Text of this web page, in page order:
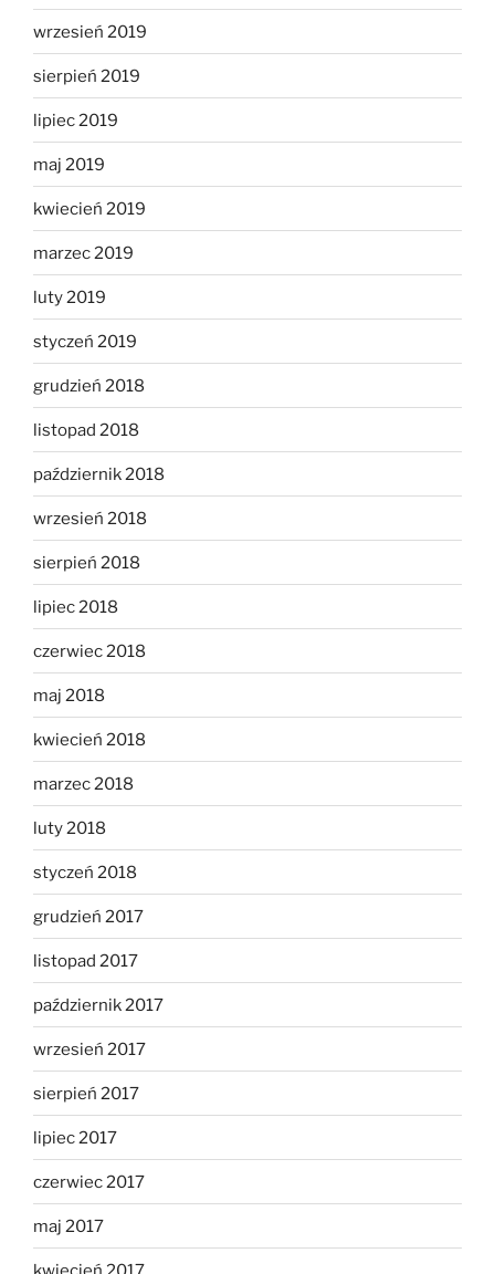
wrzesień 2019
sierpień 2019
lipiec 2019
maj 2019
kwiecień 2019
marzec 2019
luty 2019
styczeń 2019
grudzień 2018
listopad 2018
październik 2018
wrzesień 2018
sierpień 2018
lipiec 2018
czerwiec 2018
maj 2018
kwiecień 2018
marzec 2018
luty 2018
styczeń 2018
grudzień 2017
listopad 2017
październik 2017
wrzesień 2017
sierpień 2017
lipiec 2017
czerwiec 2017
maj 2017